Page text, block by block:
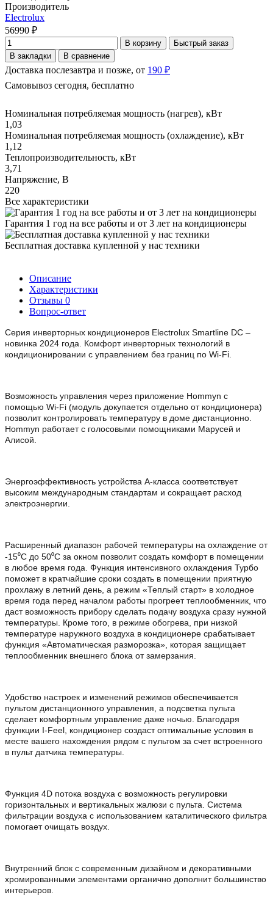
Производитель
Electrolux
56990 ₽
В корзину
Быстрый заказ
В закладки
В сравнение
Доставка послезавтра и позже, от 190 ₽
Самовывоз сегодня, бесплатно
Номинальная потребляемая мощность (нагрев), кВт
1,03
Номинальная потребляемая мощность (охлаждение), кВт
1,12
Теплопроизводительность, кВт
3,71
Напряжение, В
220
Все характеристики
Гарантия 1 год на все работы и от 3 лет на кондиционеры
Бесплатная доставка купленной у нас техники
Описание
Характеристики
Отзывы 0
Вопрос-ответ
Серия инверторных кондиционеров Electrolux Smartline DC –
новинка 2024 года. Комфорт инверторных технологий в
кондиционировании с управлением без границ по Wi-Fi.
Возможность управления через приложение Hommyn с
помощью Wi-Fi (модуль докупается отдельно от кондиционера)
позволит контролировать температуру в доме дистанционно.
Hommyn работает с голосовыми помощниками Марусей и
Алисой.
Энергоэффективность устройства А-класса соответствует
высоким международным стандартам и сокращает расход
электроэнергии.
Расширенный диапазон рабочей температуры на охлаждение от
-15⁰С до 50⁰С за окном позволит создать комфорт в помещении
в любое время года. Функция интенсивного охлаждения Турбо
поможет в кратчайшие сроки создать в помещении приятную
прохлажу в летний день, а режим «Теплый старт» в холодное
время года перед началом работы прогреет теплообменник, что
даст возможность прибору сделать подачу воздуха сразу нужной
температуры. Кроме того, в режиме обогрева, при низкой
температуре наружного воздуха в кондиционере срабатывает
функция «Автоматическая разморозка», которая защищает
теплообменник внешнего блока от замерзания.
Удобство настроек и изменений режимов обеспечивается
пультом дистанционного управления, а подсветка пульта
сделает комфортным управление даже ночью. Благодаря
функции I-Feel, кондиционер создаст оптимальные условия в
месте вашего нахождения рядом с пультом за счет встроенного
в пульт датчика температуры.
Функция 4D потока воздуха с возможность регулировки
горизонтальных и вертикальных жалюзи с пульта. Система
фильтрации воздуха с использованием каталитического фильтра
помогает очищать воздух.
Внутренний блок с современным дизайном и декоративными
хромированными элементами органично дополнит большинство
интерьеров.